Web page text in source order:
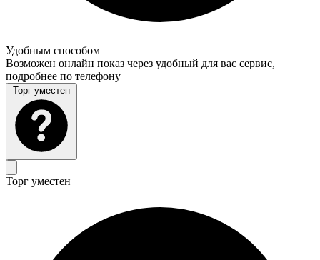
Удобным способом
Возможен онлайн показ через удобный для вас сервис,
подробнее по телефону
Торг уместен
Торг уместен